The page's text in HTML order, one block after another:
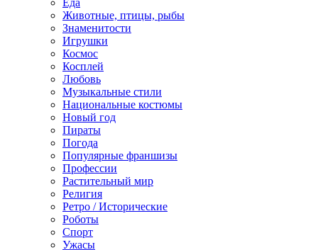
Еда
Животные, птицы, рыбы
Знаменитости
Игрушки
Космос
Косплей
Любовь
Музыкальные стили
Национальные костюмы
Новый год
Пираты
Погода
Популярные франшизы
Профессии
Растительный мир
Религия
Ретро / Исторические
Роботы
Спорт
Ужасы